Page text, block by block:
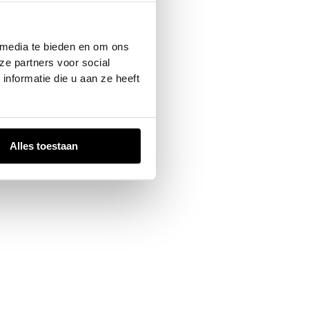
te bieden en om ons
partners voor social
die u aan ze heeft
Alles toestaan
for more information).